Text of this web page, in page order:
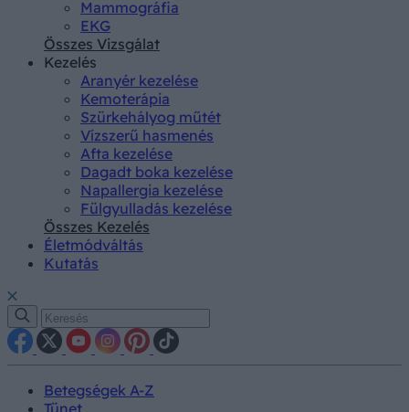
Mammográfia
EKG
Összes Vizsgálat
Kezelés
Aranyér kezelése
Kemoterápia
Szürkehályog műtét
Vízszerű hasmenés
Afta kezelése
Dagadt boka kezelése
Napallergia kezelése
Fülgyulladás kezelése
Összes Kezelés
Életmódváltás
Kutatás
Betegségek A-Z
Tünet